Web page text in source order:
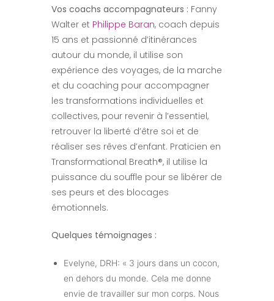
Vos coachs accompagnateurs : Fanny
Walter et Philippe Baran, coach depuis
15 ans et passionné d’itinérances
autour du monde, il utilise son
expérience des voyages, de la marche
et du coaching pour accompagner
les transformations individuelles et
collectives, pour revenir à l’essentiel,
retrouver la liberté d’être soi et de
réaliser ses rêves d’enfant. Praticien en
Transformational Breath®, il utilise la
puissance du souffle pour se libérer de
ses peurs et des blocages
émotionnels.
Quelques témoignages :
Evelyne, DRH: « 3 jours dans un cocon,
en dehors du monde. Cela me donne
envie de travailler sur mon corps. Nous